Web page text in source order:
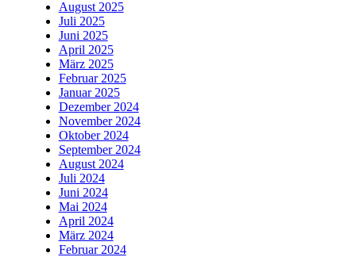
August 2025
Juli 2025
Juni 2025
April 2025
März 2025
Februar 2025
Januar 2025
Dezember 2024
November 2024
Oktober 2024
September 2024
August 2024
Juli 2024
Juni 2024
Mai 2024
April 2024
März 2024
Februar 2024